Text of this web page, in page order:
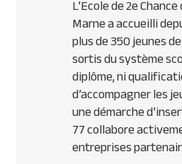
L’Ecole de 2e
Marne a accueilli
plus de 350 jeunes
sortis du système
diplôme, ni
d’accompagner les
une démarche
77 collabore
entreprises